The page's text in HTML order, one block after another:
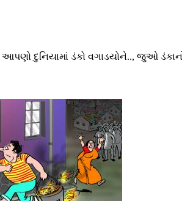
આપણો દુનિયામાં ડંકો વગાડયોને.., જુઓ